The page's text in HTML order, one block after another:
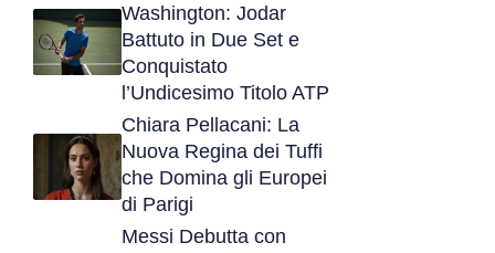
Washington: Jodar
Battuto in Due Set e
Conquistato
l’Undicesimo Titolo ATP
Chiara Pellacani: La
Nuova Regina dei Tuffi
che Domina gli Europei
di Parigi
Messi Debutta con